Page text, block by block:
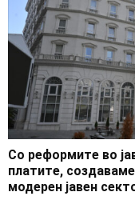
Со реформите во
платите,
модерен јавен